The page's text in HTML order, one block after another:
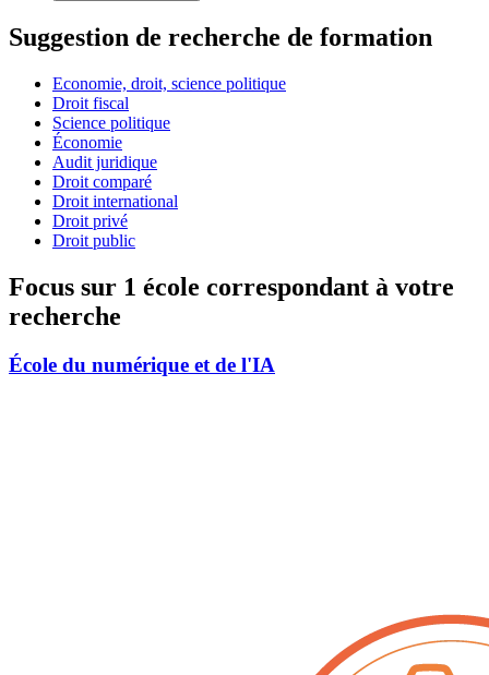
Suggestion de recherche de formation
Economie, droit, science politique
Droit fiscal
Science politique
Économie
Audit juridique
Droit comparé
Droit international
Droit privé
Droit public
Focus sur 1 école correspondant à votre
recherche
École du numérique et de l'IA